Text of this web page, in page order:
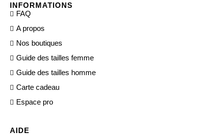
INFORMATIONS
FAQ
A propos
Nos boutiques
Guide des tailles femme
Guide des tailles homme
Carte cadeau
Espace pro
AIDE